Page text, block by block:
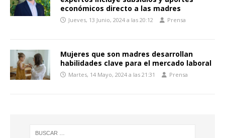
económicos directo a las madres
Jueves, 13 Junio, 2024 a las 20:12 Prensa
Mujeres que son madres desarrollan
habilidades clave para el mercado laboral
Martes, 14 Mayo, 2024 a las 21:31 Prensa